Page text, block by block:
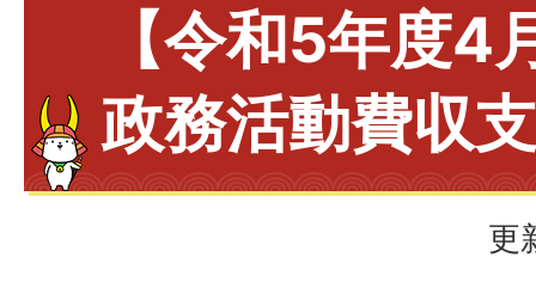
【令和5年度4
政務活動費収
更